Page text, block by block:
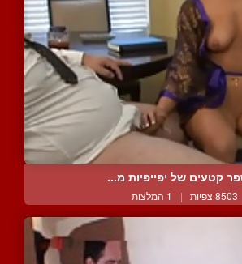
קטעים של יפייפיות מ...
8503 צפיות | 1 המלצות